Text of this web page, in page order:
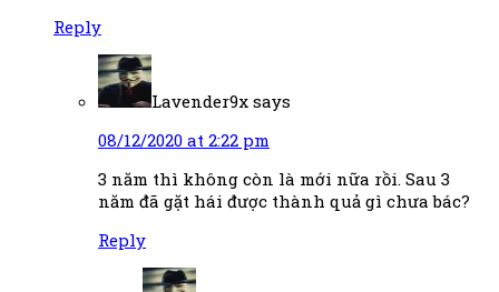
Reply
Lavender9x says
08/12/2020 at 2:22 pm
3 năm thì không còn là mới nữa rồi. Sau 3
năm đã gặt hái được thành quả gì chưa bác?
Reply